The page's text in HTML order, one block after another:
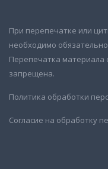
При перепечатке или
необходимо
Перепечатка материала
запрещена.
Политика обработки
Согласие на обработку